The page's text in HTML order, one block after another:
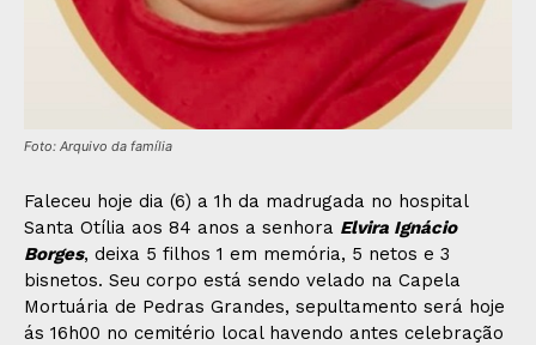
Foto: Arquivo da família
Faleceu hoje dia (6) a 1h da madrugada no hospital
Santa Otília aos 84 anos a senhora Elvira Ignácio
Borges, deixa 5 filhos 1 em memória, 5 netos e 3
bisnetos. Seu corpo está sendo velado na Capela
Mortuária de Pedras Grandes, sepultamento será hoje
ás 16h00 no cemitério local havendo antes celebração